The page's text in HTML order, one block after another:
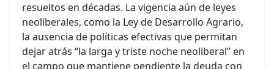
resueltos en décadas. La vigencia aún de leyes
neoliberales, como la Ley de Desarrollo Agrario,
la ausencia de políticas efectivas que permitan
dejar atrás “la larga y triste noche neoliberal” en
el campo que mantiene pendiente la deuda con